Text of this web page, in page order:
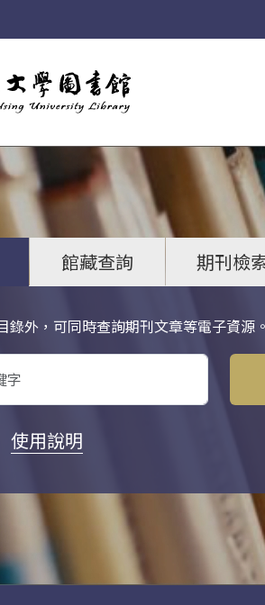
館藏查詢 期刊檢
錄外，可同時查詢期刊文章等電子資源。
使用說明